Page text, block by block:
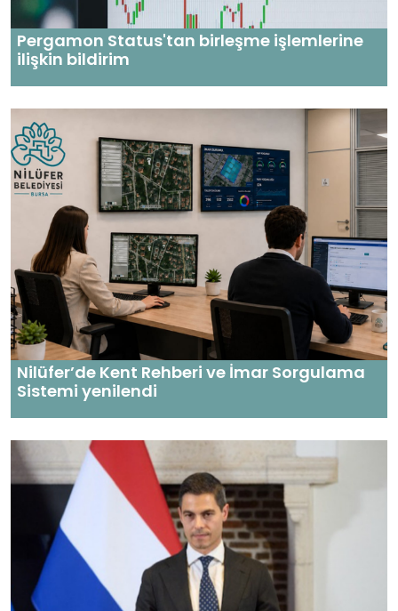
Pergamon Status'tan birleşme işlemlerine
ilişkin bildirim
Nilüfer’de Kent Rehberi ve İmar Sorgulama
Sistemi yenilendi